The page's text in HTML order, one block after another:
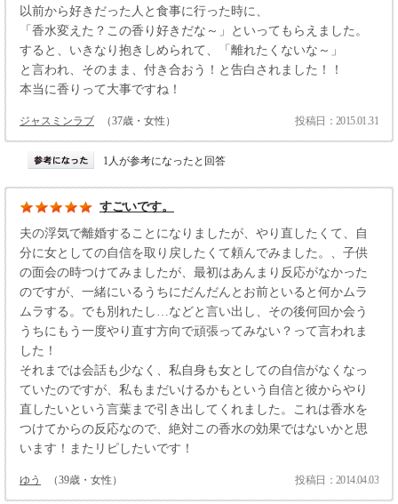
以前から好きだった人と食事に行った時に、
「香水変えた？この香り好きだな～」といってもらえました。
すると、いきなり抱きしめられて、「離れたくないな～」
と言われ、そのまま、付き合おう！と告白されました！！
本当に香りって大事ですね！
ジャスミンラブ （37歳・女性） 投稿日：2015.01.31
1人が参考になったと回答
すごいです。
夫の浮気で離婚することになりましたが、やり直したくて、自
分に女としての自信を取り戻したくて頼んでみました。、子供
の面会の時つけてみましたが、最初はあんまり反応がなかった
のですが、一緒にいるうちにだんだんとお前といると何かムラ
ムラする。でも別れたし…などと言い出し、その後何回か会う
うちにもう一度やり直す方向で頑張ってみない？って言われま
した！
それまでは会話も少なく、私自身も女としての自信がなくなっ
ていたのですが、私もまだいけるかもという自信と彼からやり
直したいという言葉まで引き出してくれました。これは香水を
つけてからの反応なので、絶対この香水の効果ではないかと思
います！またリピしたいです！
ゆう （39歳・女性） 投稿日：2014.04.03